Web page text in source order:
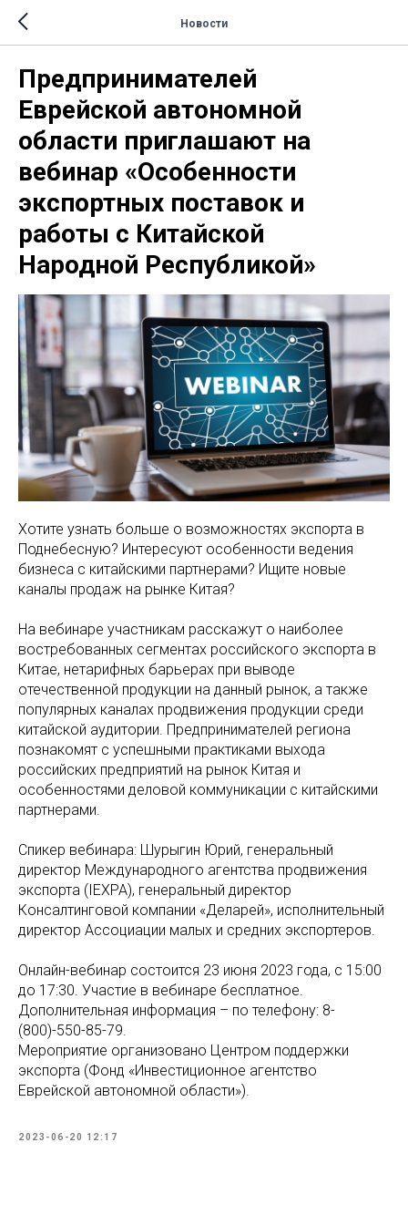
Новости
Предпринимателей
Еврейской автономной
области приглашают на
вебинар «Особенности
экспортных поставок и
работы с Китайской
Народной Республикой»
Хотите узнать больше о возможностях экспорта в
Поднебесную? Интересуют особенности ведения
бизнеса с китайскими партнерами? Ищите новые
каналы продаж на рынке Китая?
На вебинаре участникам расскажут о наиболее
востребованных сегментах российского экспорта в
Китае, нетарифных барьерах при выводе
отечественной продукции на данный рынок, а также
популярных каналах продвижения продукции среди
китайской аудитории. Предпринимателей региона
познакомят с успешными практиками выхода
российских предприятий на рынок Китая и
особенностями деловой коммуникации с китайскими
партнерами.
Спикер вебинара: Шурыгин Юрий, генеральный
директор Международного агентства продвижения
экспорта (IEXPA), генеральный директор
Консалтинговой компании «Деларей», исполнительный
директор Ассоциации малых и средних экспортеров.
Онлайн-вебинар состоится 23 июня 2023 года, с 15:00
до 17:30. Участие в вебинаре бесплатное.
Дополнительная информация – по телефону: 8-
(800)-550-85-79.
Мероприятие организовано Центром поддержки
экспорта (Фонд «Инвестиционное агентство
Еврейской автономной области»).
2023-06-20 12:17